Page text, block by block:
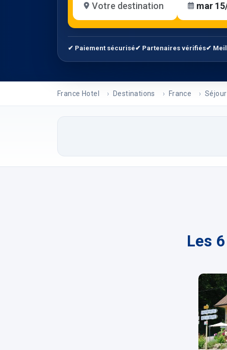
✔ Paiement sécurisé✔ Partenaires vérifiés✔
France Hotel Destinations France
Les